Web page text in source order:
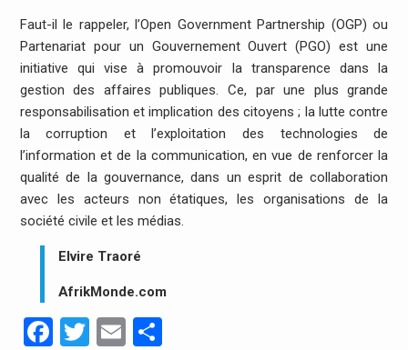
Faut-il le rappeler, l’Open Government Partnership (OGP) ou
Partenariat pour un Gouvernement Ouvert (PGO) est une
initiative qui vise à promouvoir la transparence dans la
gestion des affaires publiques. Ce, par une plus grande
responsabilisation et implication des citoyens ; la lutte contre
la corruption et l’exploitation des technologies de
l’information et de la communication, en vue de renforcer la
qualité de la gouvernance, dans un esprit de collaboration
avec les acteurs non étatiques, les organisations de la
société civile et les médias.
Elvire Traoré
AfrikMonde.com
Facebook
Twitter
EmailPartager